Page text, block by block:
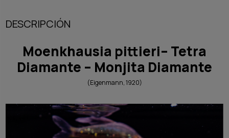
DESCRIPCIÓN
Moenkhausia pittieri– Tetra
Diamante – Monjita Diamante
(Eigenmann, 1920)